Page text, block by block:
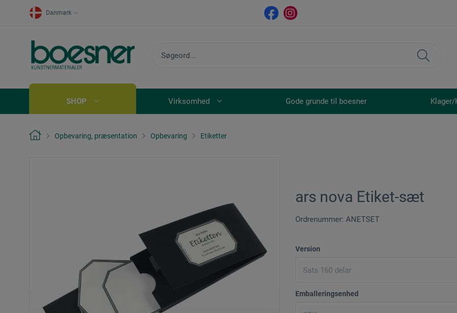
Danmark
SHOP Virksomhed Gode grunde til boesner
Opbevaring, præsentation Opbevaring Etiketter
ars nova Etiket-sæt
Ordrenummer: ANETSET
Version
Emballeringsenhed